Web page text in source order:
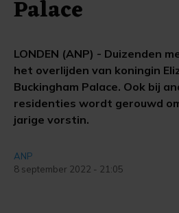
Palace
LONDEN (ANP) - Duizenden
het overlijden van koningin
Buckingham Palace. Ook bij
residenties wordt gerouwd
jarige vorstin.
ANP
8 september 2022 - 21:05